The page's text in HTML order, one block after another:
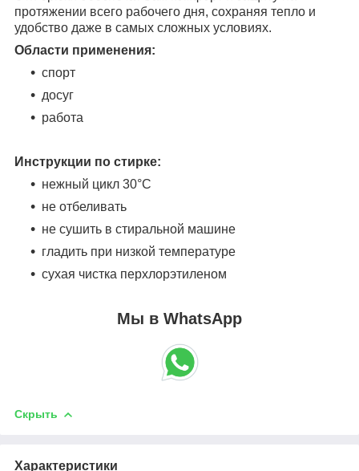
протяжении всего рабочего дня, сохраняя тепло и
удобство даже в самых сложных условиях.
Области применения:
спорт
досуг
работа
Инструкции по стирке:
нежный цикл 30°C
не отбеливать
не сушить в стиральной машине
гладить при низкой температуре
сухая чистка перхлорэтиленом
Мы в WhatsApp
Скрыть
Характеристики